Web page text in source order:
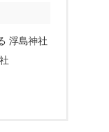
浮島神社